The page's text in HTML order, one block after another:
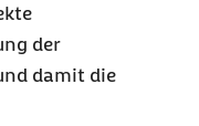
der
damit die